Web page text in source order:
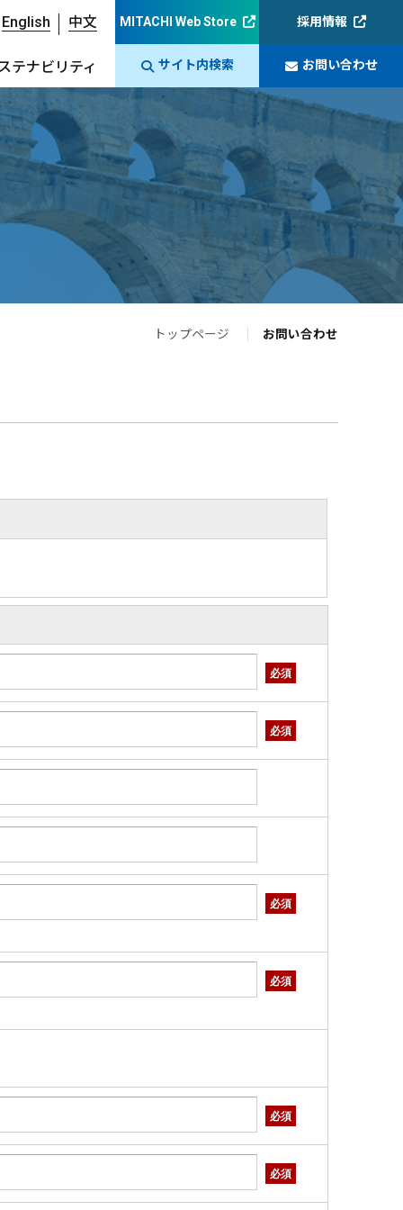
English 中文
テナビリティ
MITACHI Web Store 採用情報
サイト内検索 お問い合わせ
トップページ お問い合わせ
必須
必須
必須
必須
必須
必須